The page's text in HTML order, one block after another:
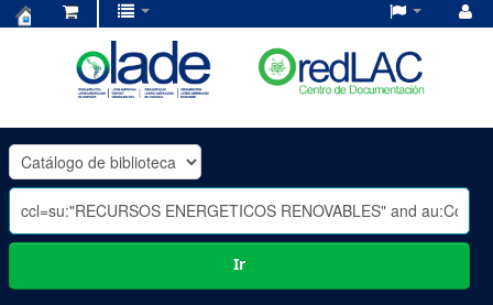
OLADE
-
Ir